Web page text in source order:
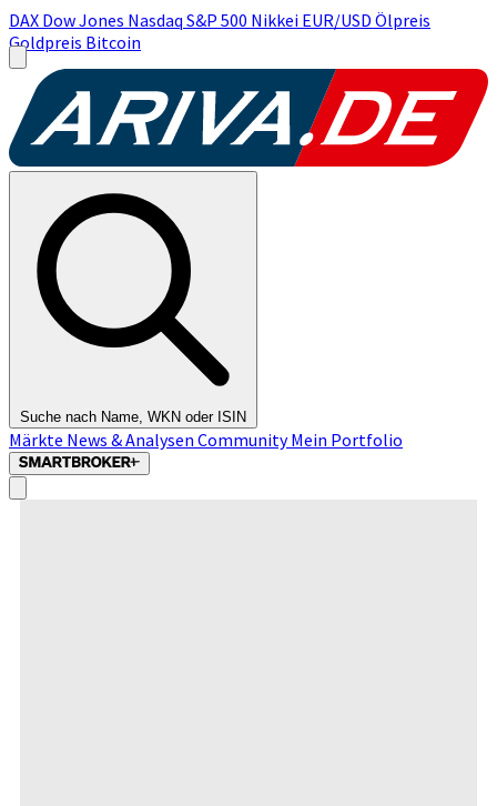
DAX Dow Jones Nasdaq S&P 500 Nikkei EUR/USD Ölpreis
Goldpreis Bitcoin
Suche nach Name, WKN oder ISIN
Märkte News & Analysen CommunityMein Portfolio